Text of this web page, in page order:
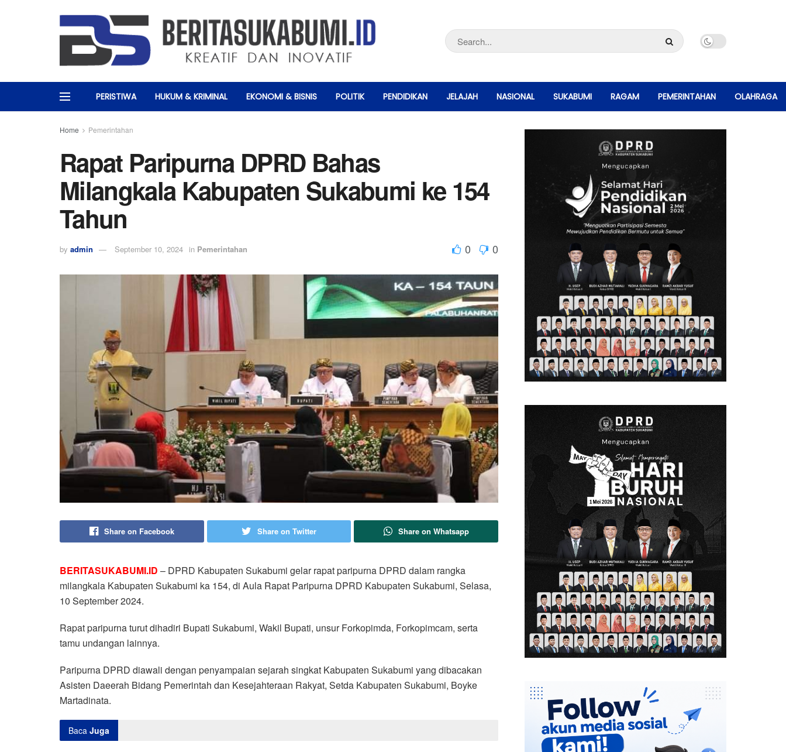
PERISTIWA HUKUM & KRIMINAL EKONOMI & BISNIS POLITIK PENDIDIKAN JELAJAH NASIONAL SUKABUMI RAGAM PEMERINTAHAN OLAHRAGA
Home Pemerintahan
Rapat Paripurna DPRD Bahas
Milangkala Kabupaten Sukabumi ke 154
Tahun
by admin September 10, 2024 in Pemerintahan 0 0
Share on Facebook Share on Twitter Share on Whatsapp
BERITASUKABUMI.ID – DPRD Kabupaten Sukabumi gelar rapat paripurna DPRD dalam rangka
milangkala Kabupaten Sukabumi ka 154, di Aula Rapat Paripurna DPRD Kabupaten Sukabumi, Selasa,
10 September 2024.
Rapat paripurna turut dihadiri Bupati Sukabumi, Wakil Bupati, unsur Forkopimda, Forkopimcam, serta
tamu undangan lainnya.
Paripurna DPRD diawali dengan penyampaian sejarah singkat Kabupaten Sukabumi yang dibacakan
Asisten Daeerah Bidang Pemerintah dan Kesejahteraan Rakyat, Setda Kabupaten Sukabumi, Boyke
Martadinata.
Baca Juga